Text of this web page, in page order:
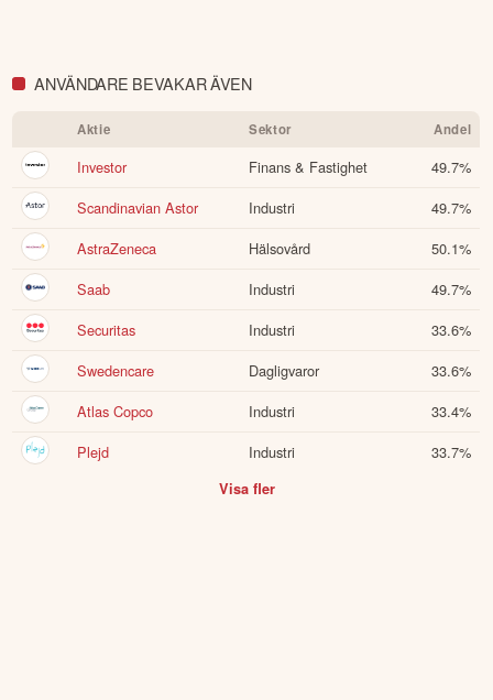
ANVÄNDARE BEVAKAR ÄVEN
Aktie Sektor Andel
Investor Finans & Fastighet 49.7%
Scandinavian Astor
Industri 49.7%
AstraZeneca
Hälsovård 50.1%
Saab
Industri 49.7%
Securitas
Industri 33.6%
Swedencare
Dagligvaror 33.6%
Atlas Copco
Industri 33.4%
Plejd
Industri 33.7%
Visa fler